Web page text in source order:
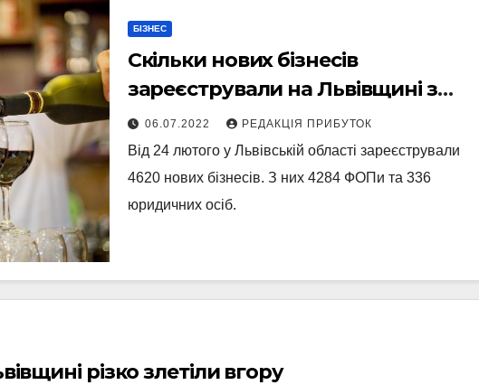
БІЗНЕС
Скільки нових бізнесів
зареєстрували на Львівщині з
початку повномасштабної війни
та які галузі найпопулярніші, —
інформує голова ОВА
06.07.2022 РЕДАКЦІЯ ПРИБУТОК
Від 24 лютого у Львівській області зареєстрували
4620 нових бізнесів. З них 4284 ФОПи та 336
юридичних осіб.
різко злетіли вгору